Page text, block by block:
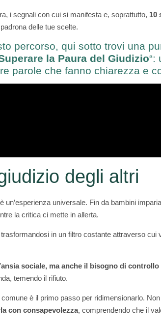
i segnali con cui si manifesta e, soprattutto, 10
delle tue scelte.
percorso, qui sotto trovi una
la Paura del Giudizio“:
parole che fanno chiarezza e
degli altri
è un’esperienza universale. Fin da bambini
la critica ci mette in allerta.
in un filtro costante attraverso cui
ansia sociale, ma anche il bisogno di
temendo il rifiuto.
è il primo passo per ridimensionarlo.
con consapevolezza, comprendendo che il